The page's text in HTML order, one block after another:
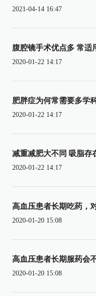
2021-04-14 16:47
腹腔镜手术优点多 常适
2020-01-22 14:17
肥胖症为何常需要多学
2020-01-22 14:17
减重减肥大不同 吸脂存
2020-01-22 14:17
高血压患者长期吃药，
2020-01-20 15:08
高血压患者长期服药会
2020-01-20 15:08